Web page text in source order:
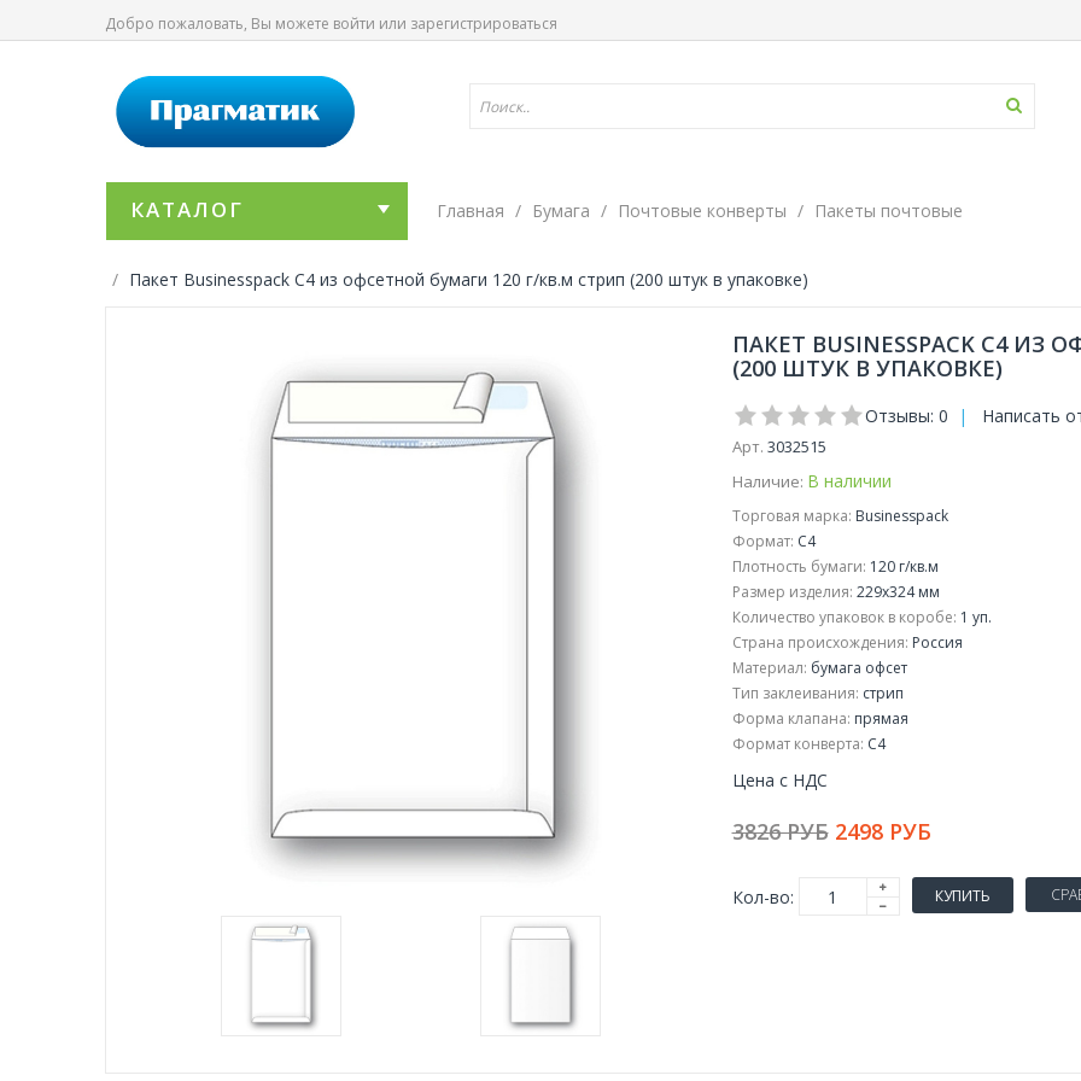
Добро пожаловать, Вы можете войти или зарегистрироваться
КАТАЛОГ Главная Бумага Почтовые конверты Пакеты почтовые
Пакет Businesspack С4 из офсетной бумаги 120 г/кв.м стрип (200 штук в упаковке)
ПАКЕТ BUSINESSPACK С4
(200 ШТУК В УПАКОВКЕ)
Отзывы: 0 | Написать
Арт. 3032515
Наличие: В наличии
Торговая марка: Businesspack
Формат: С4
Плотность бумаги: 120 г/кв.м
Размер изделия: 229x324 мм
Количество упаковок в коробе: 1 уп.
Страна происхождения: Россия
Материал: бумага офсет
Тип заклеивания: стрип
Форма клапана: прямая
Формат конверта: С4
Цена с НДС
3826 РУБ 2498 РУБ
Кол-во: КУПИТЬ